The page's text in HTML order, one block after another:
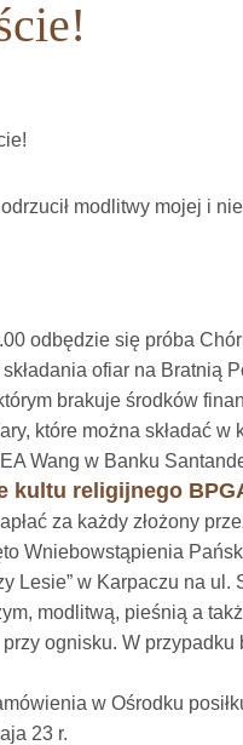
modlitwy mojej i
odbędzie się próba
ofiar na Bratnią
brakuje środków
które można składać
Wang w Banku
kultu religijnego
za każdy złożony
Wniebowstąpienia
Lesie” w Karpaczu na
modlitwą, pieśnią a
ognisku. W
w Ośrodku
23 r.